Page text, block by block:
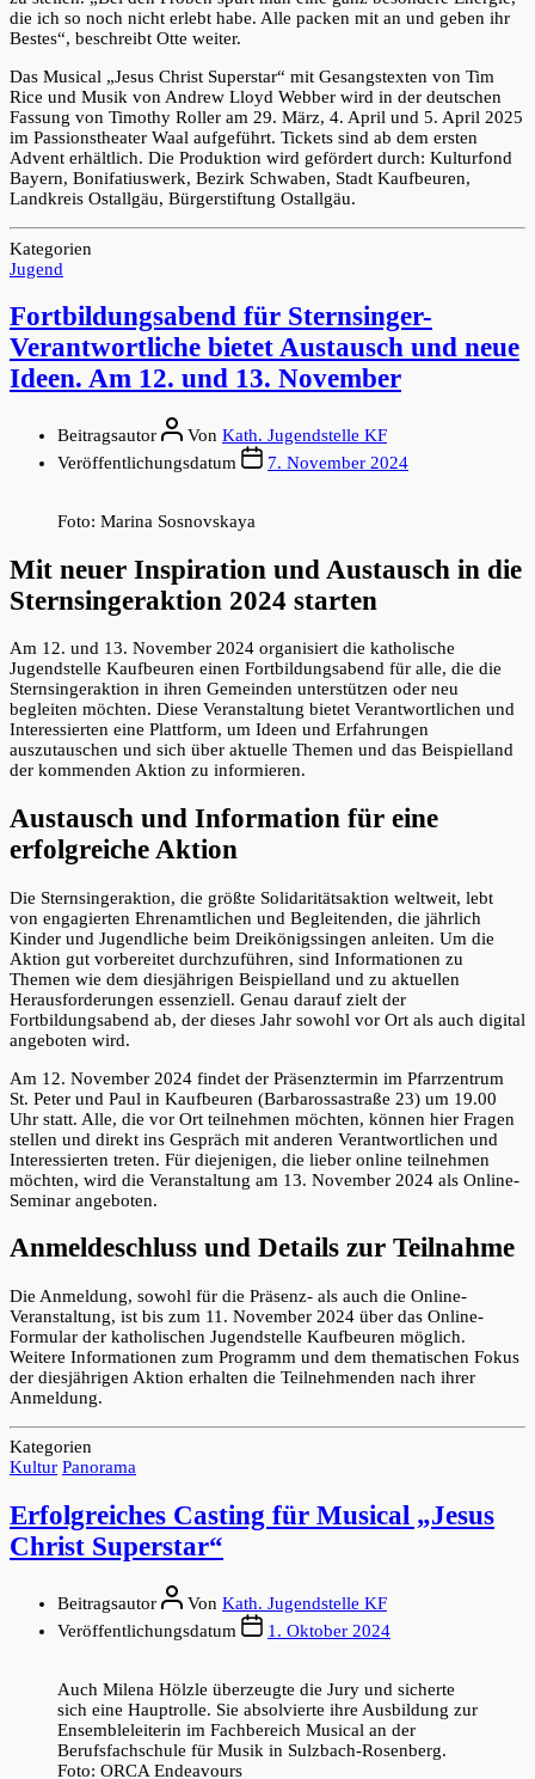
die ich so noch nicht erlebt habe. Alle packen mit an und geben ihr
Bestes“, beschreibt Otte weiter.
Das Musical „Jesus Christ Superstar“ mit Gesangstexten von Tim
Rice und Musik von Andrew Lloyd Webber wird in der deutschen
Fassung von Timothy Roller am 29. März, 4. April und 5. April 2025
im Passionstheater Waal aufgeführt. Tickets sind ab dem ersten
Advent erhältlich. Die Produktion wird gefördert durch: Kulturfond
Bayern, Bonifatiuswerk, Bezirk Schwaben, Stadt Kaufbeuren,
Landkreis Ostallgäu, Bürgerstiftung Ostallgäu.
Kategorien
Jugend
Fortbildungsabend für Sternsinger-
Verantwortliche bietet Austausch und neue
Ideen. Am 12. und 13. November
Beitragsautor Von Kath. Jugendstelle KF
Veröffentlichungsdatum
7. November 2024
Foto: Marina Sosnovskaya
Mit neuer Inspiration und Austausch in die
Sternsingeraktion 2024 starten
Am 12. und 13. November 2024 organisiert die katholische
Jugendstelle Kaufbeuren einen Fortbildungsabend für alle, die die
Sternsingeraktion in ihren Gemeinden unterstützen oder neu
begleiten möchten. Diese Veranstaltung bietet Verantwortlichen und
Interessierten eine Plattform, um Ideen und Erfahrungen
auszutauschen und sich über aktuelle Themen und das Beispielland
der kommenden Aktion zu informieren.
Austausch und Information für eine
erfolgreiche Aktion
Die Sternsingeraktion, die größte Solidaritätsaktion weltweit, lebt
von engagierten Ehrenamtlichen und Begleitenden, die jährlich
Kinder und Jugendliche beim Dreikönigssingen anleiten. Um die
Aktion gut vorbereitet durchzuführen, sind Informationen zu
Themen wie dem diesjährigen Beispielland und zu aktuellen
Herausforderungen essenziell. Genau darauf zielt der
Fortbildungsabend ab, der dieses Jahr sowohl vor Ort als auch digital
angeboten wird.
Am 12. November 2024 findet der Präsenztermin im Pfarrzentrum
St. Peter und Paul in Kaufbeuren (Barbarossastraße 23) um 19.00
Uhr statt. Alle, die vor Ort teilnehmen möchten, können hier Fragen
stellen und direkt ins Gespräch mit anderen Verantwortlichen und
Interessierten treten. Für diejenigen, die lieber online teilnehmen
möchten, wird die Veranstaltung am 13. November 2024 als Online-
Seminar angeboten.
Anmeldeschluss und Details zur Teilnahme
Die Anmeldung, sowohl für die Präsenz- als auch die Online-
Veranstaltung, ist bis zum 11. November 2024 über das Online-
Formular der katholischen Jugendstelle Kaufbeuren möglich.
Weitere Informationen zum Programm und dem thematischen Fokus
der diesjährigen Aktion erhalten die Teilnehmenden nach ihrer
Anmeldung.
Kategorien
Kultur Panorama
Erfolgreiches Casting für Musical „Jesus
Christ Superstar“
Beitragsautor Von Kath. Jugendstelle KF
Veröffentlichungsdatum
1. Oktober 2024
Auch Milena Hölzle überzeugte die Jury und sicherte
sich eine Hauptrolle. Sie absolvierte ihre Ausbildung zur
Ensembleleiterin im Fachbereich Musical an der
Berufsfachschule für Musik in Sulzbach-Rosenberg.
Foto: ORCA Endeavours